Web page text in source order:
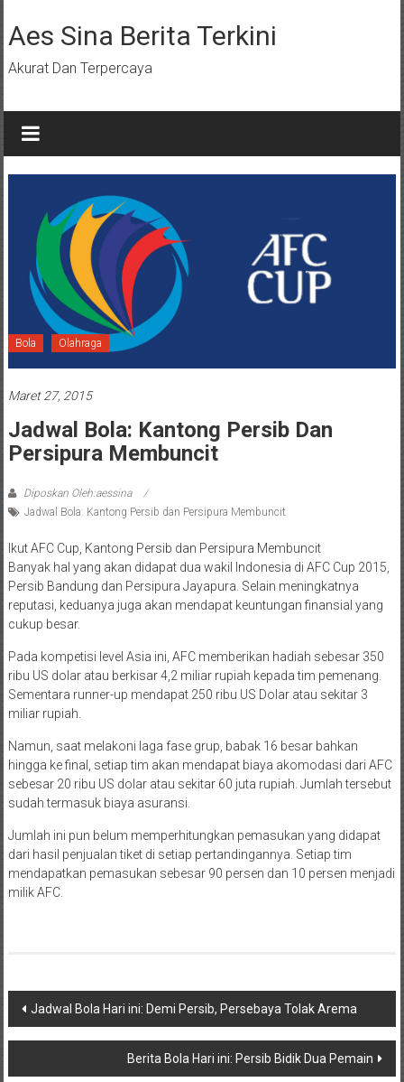
ke
konten
Aes Sina Berita Terkini
Akurat Dan Terpercaya
Bola Olahraga
Maret 27, 2015
Jadwal Bola: Kantong Persib Dan
Persipura Membuncit
Diposkan Oleh:aessina
Jadwal Bola: Kantong Persib dan Persipura Membuncit
Ikut AFC Cup, Kantong Persib dan Persipura Membuncit
Banyak hal yang akan didapat dua wakil Indonesia di AFC Cup 2015,
Persib Bandung dan Persipura Jayapura. Selain meningkatnya
reputasi, keduanya juga akan mendapat keuntungan finansial yang
cukup besar.
Pada kompetisi level Asia ini, AFC memberikan hadiah sebesar 350
ribu US dolar atau berkisar 4,2 miliar rupiah kepada tim pemenang.
Sementara runner-up mendapat 250 ribu US Dolar atau sekitar 3
miliar rupiah.
Namun, saat melakoni laga fase grup, babak 16 besar bahkan
hingga ke final, setiap tim akan mendapat biaya akomodasi dari AFC
sebesar 20 ribu US dolar atau sekitar 60 juta rupiah. Jumlah tersebut
sudah termasuk biaya asuransi.
Jumlah ini pun belum memperhitungkan pemasukan yang didapat
dari hasil penjualan tiket di setiap pertandingannya. Setiap tim
mendapatkan pemasukan sebesar 90 persen dan 10 persen menjadi
milik AFC.
Navigasi
pos
Jadwal Bola Hari ini: Demi Persib, Persebaya Tolak Arema
Berita Bola Hari ini: Persib Bidik Dua Pemain